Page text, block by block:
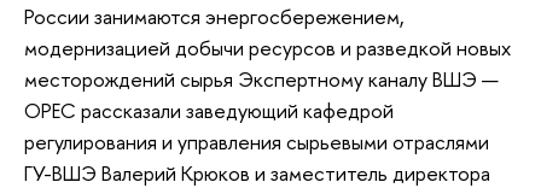
России занимаются энергосбережением,
модернизацией добычи ресурсов и разведкой новых
месторождений сырья Экспертному каналу ВШЭ —
OPEC рассказали заведующий кафедрой
регулирования и управления сырьевыми отраслями
ГУ-ВШЭ Валерий Крюков и заместитель директора